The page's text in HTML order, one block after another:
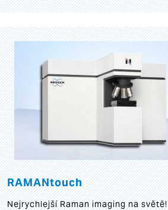
RAMANtouch
Nejrychlejší Raman imaging na světě!